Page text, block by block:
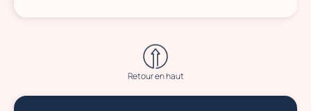
Retour en haut